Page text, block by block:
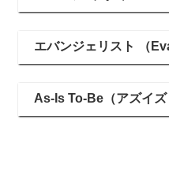
エバンジェリスト （
As-Is To-Be（アズイ